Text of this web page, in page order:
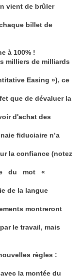
vient de brûler
billet de
à 100% !
milliers de milliards
Easing »), ce
que de dévaluer la
d'achat des
fiduciaire n’a
la confiance (notez
du mot «
de la langue
montreront
le travail, mais
règles :
la montée du